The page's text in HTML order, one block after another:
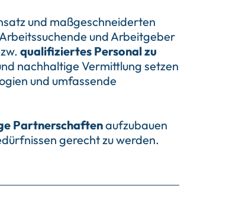
und maßgeschneiderten
und Arbeitgeber
qualifiziertes Personal zu
nachhaltige Vermittlung setzen
und umfassende
Partnerschaftenaufzubauen
gerecht zu werden.